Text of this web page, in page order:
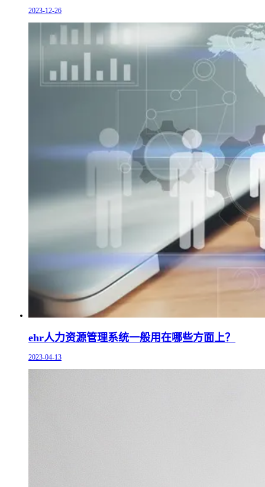
2023-12-26
ehr人力资源管理系统一般用在哪些方面上？
2023-04-13